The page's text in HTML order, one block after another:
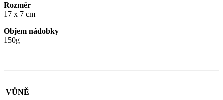
Rozměr
17 x 7 cm
Objem nádobky
150g
VŮNĚ